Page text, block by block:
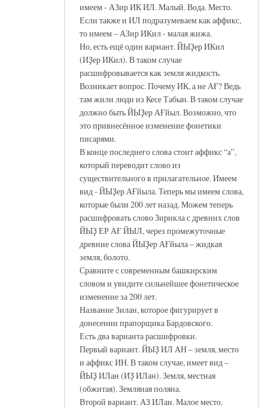
имеем - АЗир ИК ИЛ. Малый. Вода. Место.
Если также и ИЛ подразумеваем как аффикс,
то имеем – АЗир ИКил - малая жижа.
Но, есть ещё один вариант. ЙЫҘер ИКил
(ИҘер ИКил). В таком случае
расшифровывается как земля жидкость.
Возникает вопрос. Почему ИК, а не АҒ? Ведь
там жили люди из Кесе Табын. В таком случае
должно быть ЙЫҘер АҒйыл. Возможно, что
это привнесённое изменение фонетики
писарями.
В конце последнего слова стоит аффикс “а”,
который переводит слово из
существительного в прилагательное. Имеем
вид - ЙЫҘер АҒйыла. Теперь мы имеем слова,
которые были 200 лет назад. Можем теперь
расшифровать слово Зирикла с древних слов
ЙЫҘ ЕР АҒ ЙЫЛ, через промежуточные
древние слова ЙЫҘер АҒйыла – жидкая
земля, болото.
Сравните с современным башкирским
словом и увидите сильнейшее фонетическое
изменение за 200 лет.
Название Зилан, которое фигурирует в
донесении прапорщика Бардовского.
Есть два варианта расшифровки.
Первый вариант. ЙЫҘ ИЛ АН – земля, место
и аффикс ИН. В таком случае, имеет вид –
ЙЫҘ ИЛан (ИҘ ИЛан). Земля, местная
(обжитая). Земляная поляна.
Второй вариант. АЗ ИЛан. Малое место.